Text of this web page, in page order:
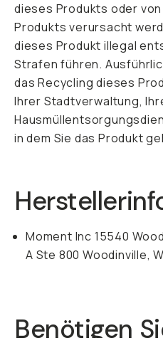
dieses Produkts oder
Produkts verursacht
dieses Produkt illegal
Strafen führen.
das Recycling dieses
Ihrer Stadtverwaltung,
in dem Sie das Produkt
Moment Inc 15540
A Ste 800 Woodinville,
Benötigen